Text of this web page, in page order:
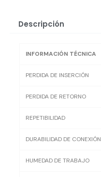
Descripción
INFORMACIÓN TÉCNICA
PERDIDA DE INSERCIÓN
PERDIDA DE RETORNO
REPETIBILIDAD
DURABILIDAD DE CONEXIÓN
HUMEDAD DE TRABAJO